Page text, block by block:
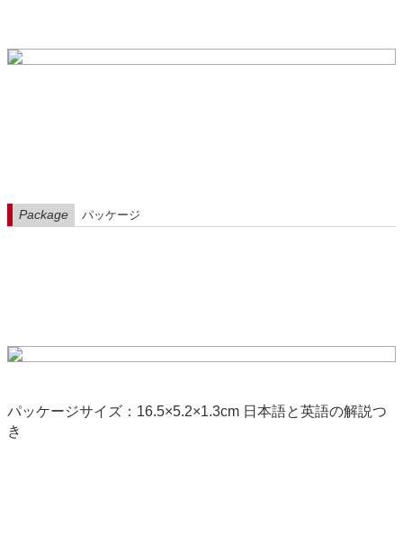
Package パッケージ
パッケージサイズ：16.5×5.2×1.3cm 日本語と英語の解説つ
き